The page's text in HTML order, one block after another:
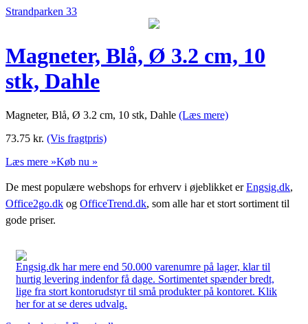
Strandparken 33
Magneter, Blå, Ø 3.2 cm, 10
stk, Dahle
Magneter, Blå, Ø 3.2 cm, 10 stk, Dahle (Læs mere)
73.75 kr. (Vis fragtpris)
Læs mere »Køb nu »
De mest populære webshops for erhverv i øjeblikket erEngsig.dk,
Office2go.dk og OfficeTrend.dk, som alle har et stort sortiment til
gode priser.
Engsig.dk har mere end 50.000 varenumre på lager, klar til
hurtig levering indenfor få dage. Sortimentet spænder bredt,
lige fra stort kontorudstyr til små produkter på kontoret. Klik
her for at se deres udvalg.